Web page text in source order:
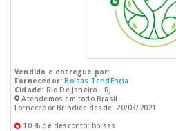
Vendido e entregue por:
Fornecedor: Bolsas TendÊncia
Cidade: Rio De Janeiro - RJ
Atendemos em todo Brasil
Fornecedor Bríndice desde: 20/03/2021
10 % de desconto: bolsas